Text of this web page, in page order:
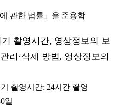
관한 법률」을 준용함
촬영시간, 영상정보의 보
리·삭제 방법, 영상정보의
촬영시간: 24시간 촬영
일